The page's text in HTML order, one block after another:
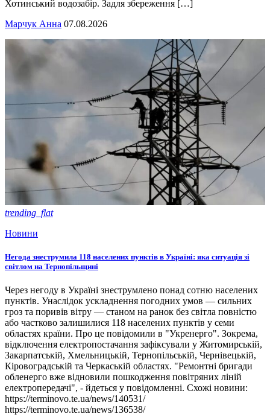
Хотинський водозабір. Задля збереження […]
Марчук Анна 07.08.2026
trending_flat
Новини
Негода знеструмила 118 населених пунктів в Україні: яка ситуація зі
світлом на Тернопільщині
Через негоду в Україні знеструмлено понад сотню населених
пунктів. Унаслідок ускладнення погодних умов — сильних
гроз та поривів вітру — станом на ранок без світла повністю
або частково залишилися 118 населених пунктів у семи
областях країни. Про це повідомили в "Укренерго". Зокрема,
відключення електропостачання зафіксували у Житомирській,
Закарпатській, Хмельницькій, Тернопільській, Чернівецькій,
Кіровоградській та Черкаській областях. "Ремонтні бригади
обленерго вже відновили пошкодження повітряних ліній
електропередачі", - йдеться у повідомленні. Схожі новини:
https://terminovo.te.ua/news/140531/
https://terminovo.te.ua/news/136538/